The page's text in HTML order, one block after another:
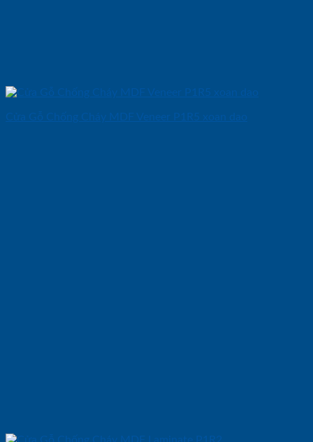
Cửa Gỗ Chống Cháy MDF Veneer P1R5 xoan dao